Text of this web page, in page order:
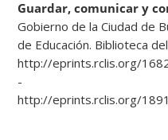
Guardar, comunicar y
Gobierno de la Ciudad de
de Educación. Biblioteca
http://eprints.rclis.org/
-
http://eprints.rclis.org/